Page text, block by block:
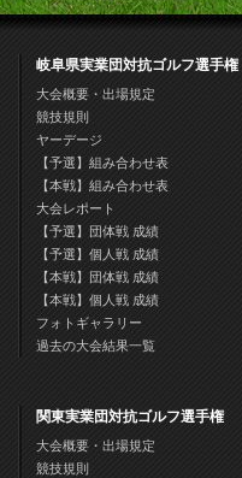
岐阜県実業団対抗ゴルフ選手権
大会概要・出場規定
競技規則
ヤーデージ
【予選】組み合わせ表
【本戦】組み合わせ表
大会レポート
【予選】団体戦 成績
【予選】個人戦 成績
【本戦】団体戦 成績
【本戦】個人戦 成績
フォトギャラリー
過去の大会結果一覧
関東実業団対抗ゴルフ選手権
大会概要・出場規定
競技規則